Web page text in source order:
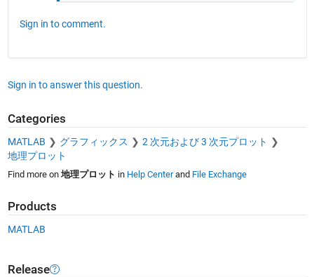
Sign in to comment.
Sign in to answer this question.
Categories
MATLAB グラフィックス
2 次元および 3 次元プロット
地理プロット
Find more on 地理プロット in Help Centerand File Exchange
Products
MATLAB
Release